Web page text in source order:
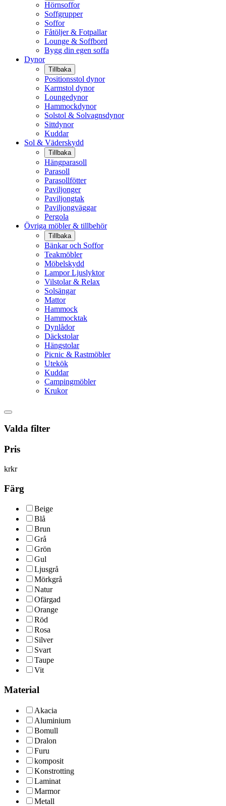
Hörnsoffor
Soffgrupper
Soffor
Fåtöljer & Fotpallar
Lounge & Soffbord
Bygg din egen soffa
Dynor
Tillbaka
Positionsstol dynor
Karmstol dynor
Loungedynor
Hammockdynor
Solstol & Solvagnsdynor
Sittdynor
Kuddar
Sol & Väderskydd
Tillbaka
Hängparasoll
Parasoll
Parasollfötter
Paviljonger
Paviljongtak
Paviljongväggar
Pergola
Övriga möbler & tillbehör
Tillbaka
Bänkar och Soffor
Teakmöbler
Möbelskydd
Lampor Ljuslyktor
Vilstolar & Relax
Solsängar
Mattor
Hammock
Hammocktak
Dynlådor
Däckstolar
Hängstolar
Picnic & Rastmöbler
Utekök
Kuddar
Campingmöbler
Krukor
Valda filter
Pris
krkr
Färg
Beige
Blå
Brun
Grå
Grön
Gul
Ljusgrå
Mörkgrå
Natur
Ofärgad
Orange
Röd
Rosa
Silver
Svart
Taupe
Vit
Material
Akacia
Aluminium
Bomull
Dralon
Furu
komposit
Konstrotting
Laminat
Marmor
Metall